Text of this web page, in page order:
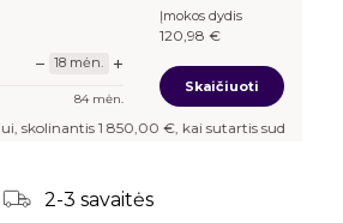
− 18 mėn. +
84mėn.
Įmokos dydis
120,98 €
Skaičiuoti
1 850,00 €, kai sutartis sudaroma18
2-3 savaitės